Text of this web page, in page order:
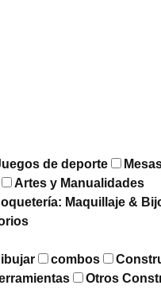
de deporte
Artes y Manualidades
Maquillaje &
combos
Otros